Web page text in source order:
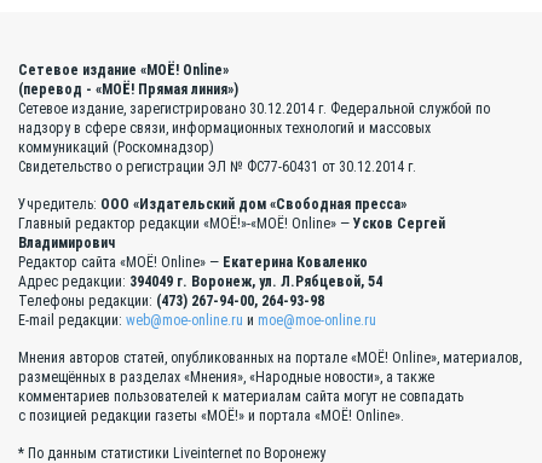
Сетевое издание «МОЁ! Online»
(перевод - «МОЁ! Прямая линия»)
Сетевое издание, зарегистрировано 30.12.2014 г. Федеральной службой по
надзору в сфере связи, информационных технологий и массовых
коммуникаций (Роскомнадзор)
Свидетельство о регистрации ЭЛ № ФС77-60431 от 30.12.2014 г.
Учредитель: ООО «Издательский дом «Свободная пресса»
Главный редактор редакции «МОЁ!»-«МОЁ! Online» — Усков Сергей
Владимирович
Редактор сайта «МОЁ! Online» — Екатерина Коваленко
Адрес редакции: 394049 г. Воронеж, ул. Л.Рябцевой, 54
Телефоны редакции: (473) 267-94-00, 264-93-98
E-mail редакции: web@moe-online.ru и moe@moe-online.ru
Мнения авторов статей, опубликованных на портале «МОЁ! Online», материалов,
размещённых в разделах «Мнения», «Народные новости», а также
комментариев пользователей к материалам сайта могут не совпадать
с позицией редакции газеты «МОЁ!» и портала «МОЁ! Online».
* По данным статистики Liveinternet по Воронежу